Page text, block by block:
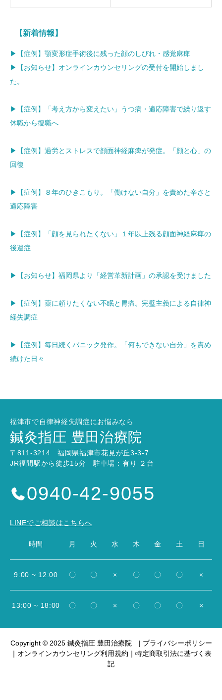
【新着情報】
▶【症例】顎変形症手術後に残った顔のしびれ・感覚麻痺
▶【お知らせ】オンラインカウンセリングの受付を開始しまし
た。
▶【症例】「考え方から変えたい」うつ病・適応障害で繰り返す
休職から復職へ
▶【症例】過労とストレスで顔面神経麻痺が発症。「顔と心」の
回復
▶【症例】８年のひきこもり。「働けない自分」を責めた辛さと
適応障害
▶【症例】「顔を見られたくない」１年以上残る顔面神経麻痺の
後遺症
▶【お知らせ】福岡県より「経営革新計画」の承認を受けました
▶【症例】薬に頼りたくない不眠と胃痛。完璧主義による自律神
経失調症
▶【症例】毎日続くパニック発作。「何もできない自分」を責め
続けた日々
福津市で自律神経失調症にお悩みなら
鍼灸指圧 豊田治療院
〒811-3214 福岡県福津市花見が丘3-3-7
JR福間駅から徒歩15分 駐車場：有り ２台
0940-42-9055
LINEでご相談はこちらへ
時間 月 火 水 木 金 土 日
9:00 ~ 12:00 〇 〇 × 〇 〇 〇 ×
13:00 ~ 18:00 〇 〇 × 〇 〇 〇 ×
Copyright © 2025 鍼灸指圧 豊田治療院 | プライバシーポリシー
｜ オンラインカウンセリング利用規約 ｜ 特定商取引法に基づく表
記